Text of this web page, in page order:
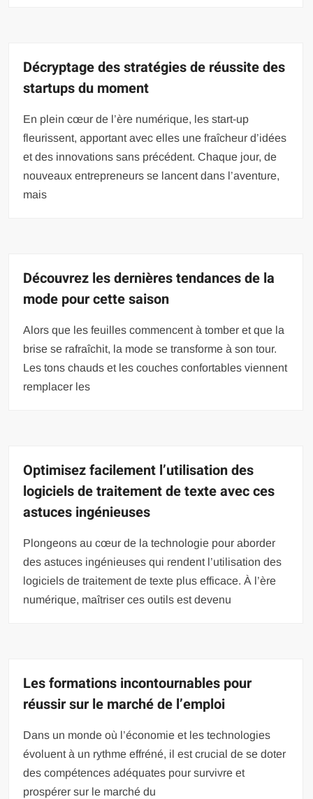
Décryptage des stratégies de réussite des
startups du moment
En plein cœur de l’ère numérique, les start-up
fleurissent, apportant avec elles une fraîcheur d’idées
et des innovations sans précédent. Chaque jour, de
nouveaux entrepreneurs se lancent dans l’aventure,
mais
Découvrez les dernières tendances de la
mode pour cette saison
Alors que les feuilles commencent à tomber et que la
brise se rafraîchit, la mode se transforme à son tour.
Les tons chauds et les couches confortables viennent
remplacer les
Optimisez facilement l’utilisation des
logiciels de traitement de texte avec ces
astuces ingénieuses
Plongeons au cœur de la technologie pour aborder
des astuces ingénieuses qui rendent l’utilisation des
logiciels de traitement de texte plus efficace. À l’ère
numérique, maîtriser ces outils est devenu
Les formations incontournables pour
réussir sur le marché de l’emploi
Dans un monde où l’économie et les technologies
évoluent à un rythme effréné, il est crucial de se doter
des compétences adéquates pour survivre et
prospérer sur le marché du